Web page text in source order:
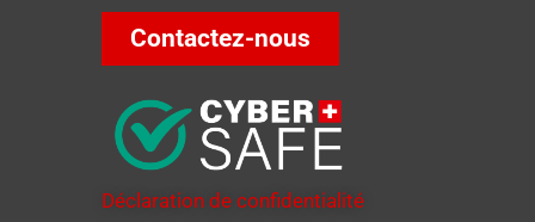
Contactez-nous
Déclaration de confidentialité